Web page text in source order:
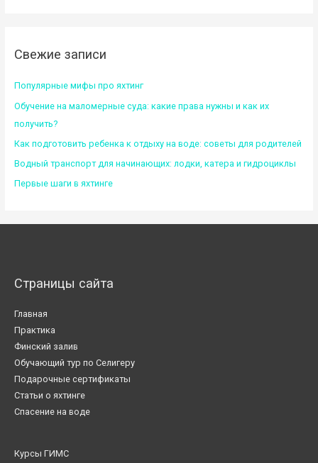
Свежие записи
Популярные мифы про яхтинг
Обучение на маломерные суда: какие права нужны и как их
получить?
Как подготовить ребенка к отдыху на воде: советы для родителей
Водный транспорт для начинающих: лодки, катера и гидроциклы
Первые шаги в яхтинге
Страницы сайта
Главная
Практика
Финский залив
Обучающий тур по Селигеру
Подарочные сертификаты
Статьи о яхтинге
Спасение на воде
Курсы ГИМС